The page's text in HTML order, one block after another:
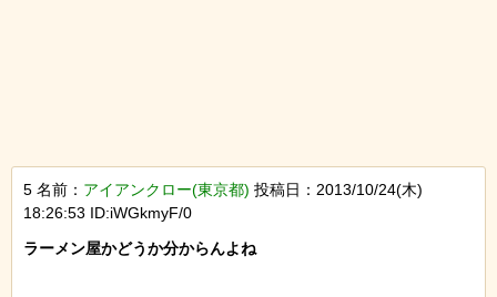
5 名前： アイアンクロー(東京都) 投稿日：2013/10/24(木)
18:26:53 ID:iWGkmyF/0
ラーメン屋かどうか分からんよね